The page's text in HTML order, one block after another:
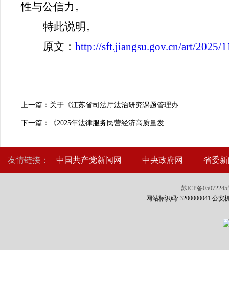
性与公信力。
特此说明。
原文： http://sft.jiangsu.gov.cn/art/2025/
上一篇：关于《江苏省司法厅法治研究课题管理办...
下一篇：《2025年法律服务民营经济高质量发...
友情链接： 中国共产党新闻网 中央政府网 省委
苏ICP备05072245
网站标识码: 3200000041 公安